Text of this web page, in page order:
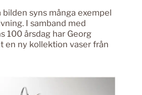
bilden syns många exempel
I samband med
100 årsdag har Georg
en ny kollektion vaser från